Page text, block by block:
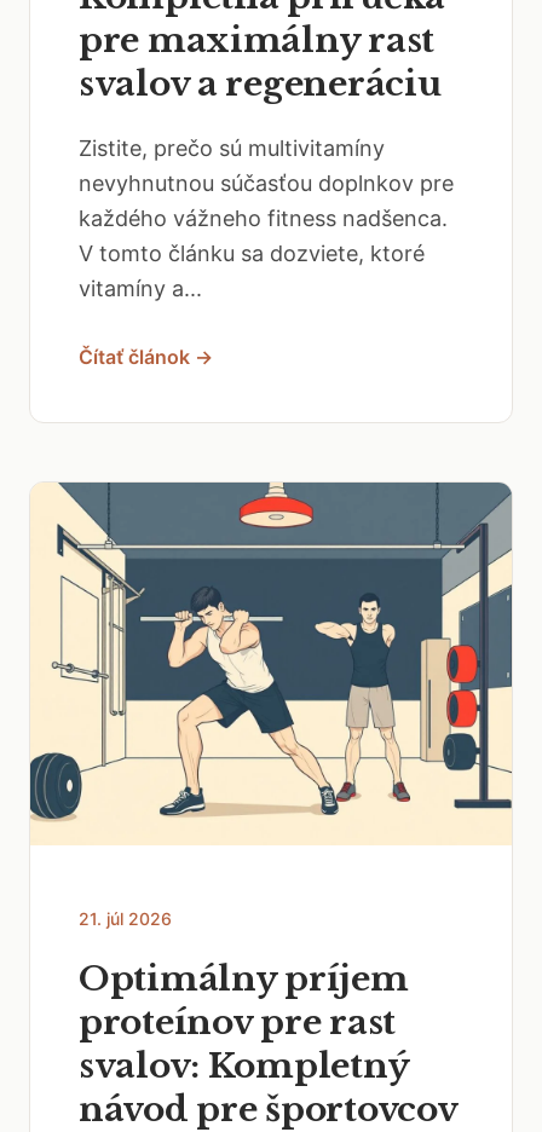
pre maximálny rast
svalov a regeneráciu
Zistite, prečo sú multivitamíny
nevyhnutnou súčasťou doplnkov pre
každého vážneho fitness nadšenca.
V tomto článku sa dozviete, ktoré
vitamíny a...
Čítať článok →
21. júl 2026
Optimálny príjem
proteínov pre rast
svalov: Kompletný
návod pre športovcov